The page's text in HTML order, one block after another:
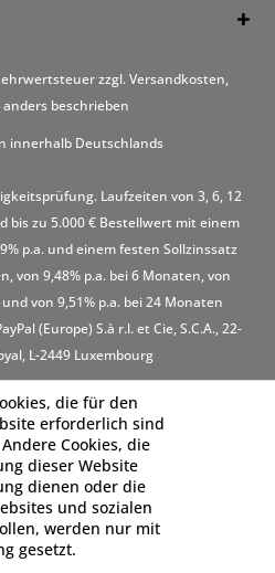
zzgl.Versandkosten,
beschrieben
innerhalb Deutschlands
Laufzeiten von 3, 6, 12
bis zu 5.000 € Bestellwert mit einem
p.a. und einem festen Sollzinssatz
von 9,48% p.a. bei 6 Monaten, von
von 9,51% p.a. bei 24 Monaten
(Europe) S.à r.l. et Cie, S.C.A., 22-
L-2449 Luxembourg
die für den
erforderlich sind
Cookies, die
dieser Website
dienen oder die
und sozialen
werden nur mit
gesetzt.